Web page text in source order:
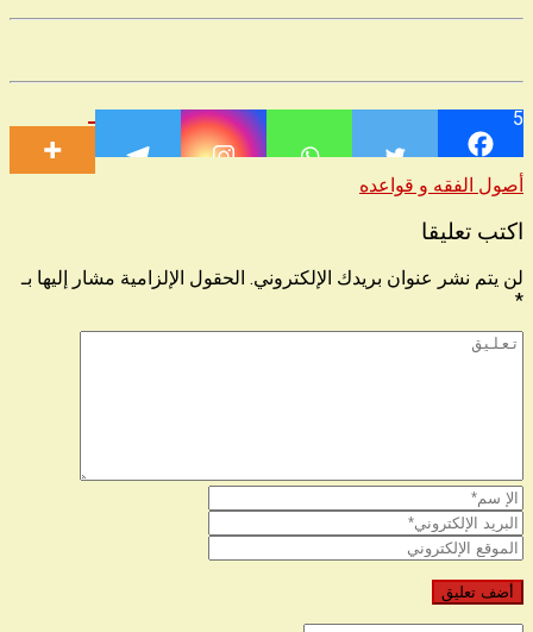
5
أصول الفقه و قواعده
اكتب تعليقا
لن يتم نشر عنوان بريدك الإلكتروني. الحقول الإلزامية مشار إليها بـ
*